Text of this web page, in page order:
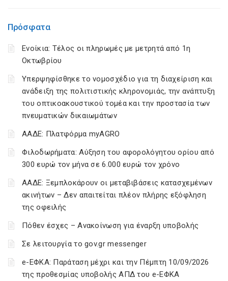
Πρόσφατα
Ενοίκια: Τέλος οι πληρωμές με μετρητά από 1η
Οκτωβρίου
Υπερψηφίσθηκε το νομοσχέδιο για τη διαχείριση και
ανάδειξη της πολιτιστικής κληρονομιάς, την ανάπτυξη
του οπτικοακουστικού τομέα και την προστασία των
πνευματικών δικαιωμάτων
ΑΑΔΕ: Πλατφόρμα myAGRO
Φιλοδωρήματα: Αύξηση του αφορολόγητου ορίου από
300 ευρώ τον μήνα σε 6.000 ευρώ τον χρόνο
ΑΑΔΕ: Ξεμπλοκάρουν οι μεταβιβάσεις κατασχεμένων
ακινήτων – Δεν απαιτείται πλέον πλήρης εξόφληση
της οφειλής
Πόθεν έσχες – Ανακοίνωση για έναρξη υποβολής
Σε λειτουργία το gov.gr messenger
e-ΕΦΚΑ: Παράταση μέχρι και την Πέμπτη 10/09/2026
της προθεσμίας υποβολής ΑΠΔ του e-ΕΦΚΑ